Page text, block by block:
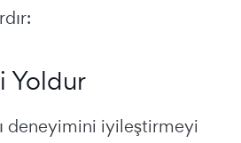
Yoldur
deneyimini iyileştirmeyi